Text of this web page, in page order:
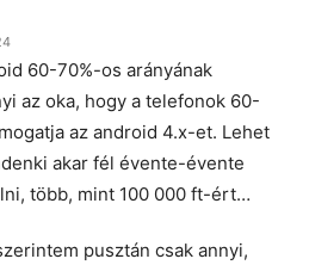
60-70%-os arányának
az oka, hogy a telefonok 60-
az android 4.x-et. Lehet
akar fél évente-évente
több, mint 100 000 ft-ért…
pusztán csak annyi,